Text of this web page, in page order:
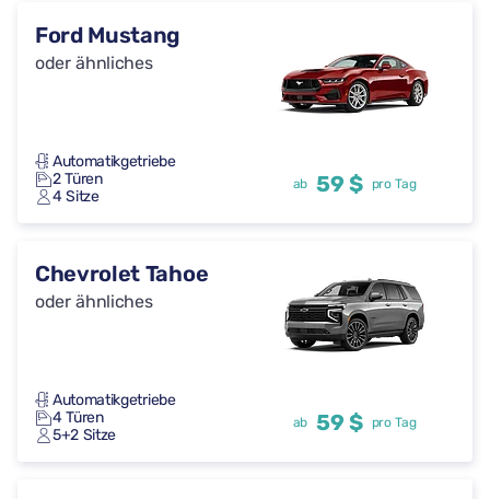
Ford Mustang
oder ähnliches
Automatikgetriebe
2 Türen
4 Sitze
ab 59 $ pro Tag
Chevrolet Tahoe
oder ähnliches
Automatikgetriebe
4 Türen
5+2 Sitze
ab 59 $ pro Tag